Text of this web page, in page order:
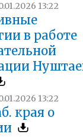
13:22
в работе
13:22
края о